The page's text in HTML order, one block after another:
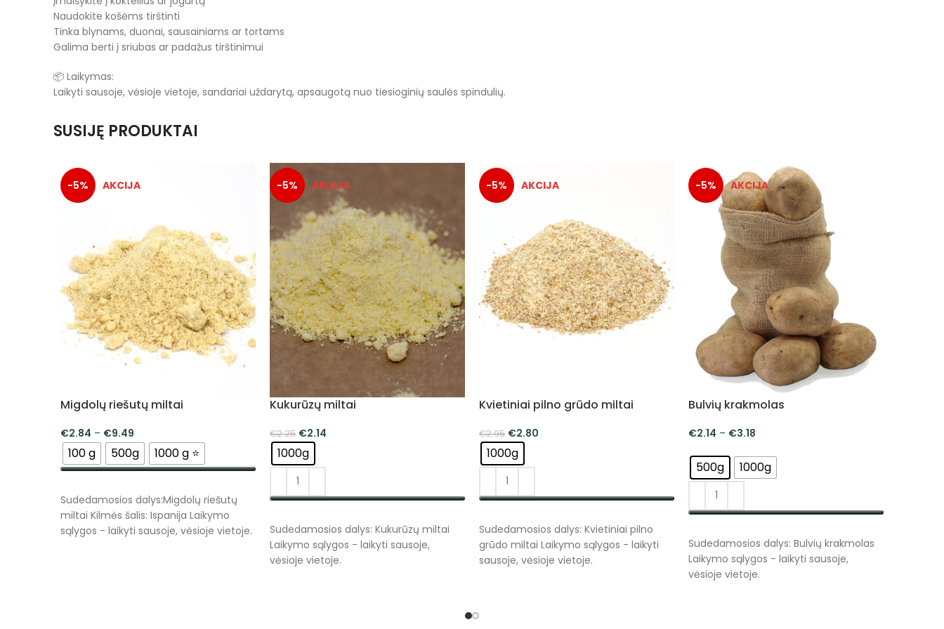
Naudokite košėms tirštinti
Tinka blynams, duonai, sausainiams ar tortams
Galima berti į sriubas ar padažus tirštinimui
📦 Laikymas:
Laikyti sausoje, vėsioje vietoje, sandariai uždarytą, apsaugotą nuo tiesioginių saulės spindulių.
SUSIJĘ PRODUKTAI
-5%
Migdolų riešutų miltai
€2.84 – €9.49
100 g 500g 1000 g ⭐
Sudedamosios dalys:Migdolų riešutų
miltai Kilmės šalis: Ispanija Laikymo
sąlygos - laikyti sausoje, vėsioje vietoje.
-5%
Kukurūzų miltai
€2.25 €2.14
1000g
Sudedamosios dalys: Kukurūzų miltai
Laikymo sąlygos - laikyti sausoje,
vėsioje vietoje.
-5%
Kvietiniai pilno grūdo miltai
€2.95 €2.80
1000g
Sudedamosios dalys: Kvietiniai pilno
grūdo miltai Laikymo sąlygos - laikyti
sausoje, vėsioje vietoje.
-5%
Bulvių krakmolas
€2.14 – €3.18
500g 1000g
Sudedamosios dalys: Bulvių krakmolas
Laikymo sąlygos - laikyti sausoje,
vėsioje vietoje.